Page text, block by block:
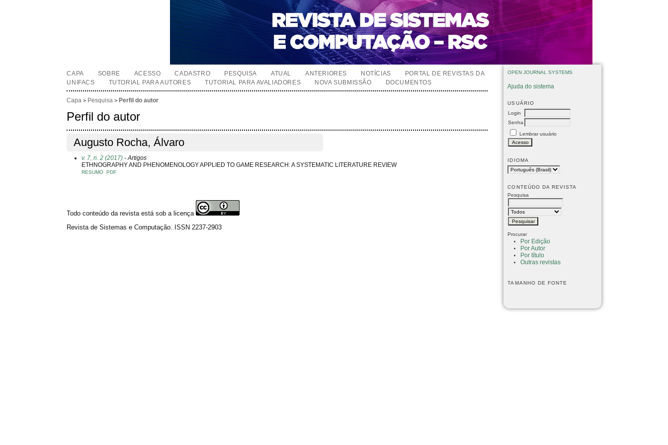
OPEN JOURNAL SYSTEMS
Ajuda do sistema
USUÁRIO
Login
Senha
Lembrar usuário
IDIOMA
CONTEÚDO DA REVISTA
Pesquisa
Procurar
Por Edição
Por Autor
Por título
Outras revistas
TAMANHO DE FONTE
CAPA SOBRE ACESSO CADASTRO PESQUISA ATUAL ANTERIORES NOTÍCIAS
PORTAL DE REVISTAS DA
UNIFACS
TUTORIAL PARA AUTORES TUTORIAL PARA AVALIADORES NOVA SUBMISSÃO DOCUMENTOS
Capa > Pesquisa > Perfil do autor
Perfil do autor
Augusto Rocha, Álvaro
v. 7, n. 2 (2017) - Artigos
ETHNOGRAPHY AND PHENOMENOLOGY APPLIED TO GAME RESEARCH: A SYSTEMATIC LITERATURE REVIEW
RESUMO PDF
Todo conteúdo da revista está sob a licença
Revista de Sistemas e Computação. ISSN 2237-2903